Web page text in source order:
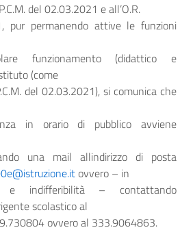
del 02.03.2021 e all’O.R.
permanendo attive le funzioni
funzionamento (didattico e
(come
del 02.03.2021), si comunica che
in orario di pubblico avviene
una mail allindirizzo di posta
ovvero – in
indifferibilità – contattando
scolastico al
ovvero al 333.9064863.